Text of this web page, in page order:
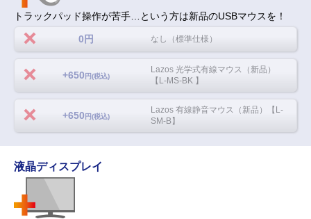
トラックパッド操作が苦手…という方は新品のUSBマウスを！
0円 なし（標準仕様）
+650 円(税込)
Lazos 光学式有線マウス（新品）
【L-MS-BK 】
+650 円(税込)
Lazos 有線静音マウス（新品）【L-
SM-B】
液晶ディスプレイ